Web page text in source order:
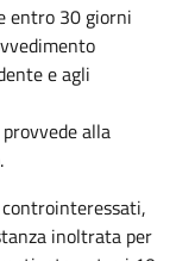
entro 30 giorni
e agli
alla
inoltrata per